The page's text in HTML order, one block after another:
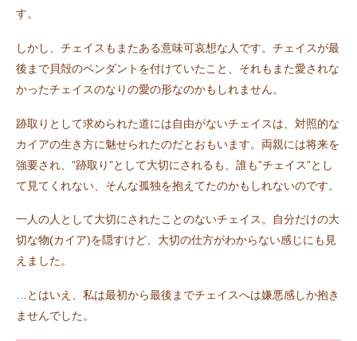
す。
しかし、チェイスもまたある意味可哀想な人です。チェイスが最
後まで貝殻のペンダントを付けていたこと、それもまた愛されな
かったチェイスのなりの愛の形なのかもしれません。
跡取りとして求められた道には自由がないチェイスは、対照的な
カイアの生き方に魅せられたのだとおもいます。両親には将来を
強要され、”跡取り”として大切にされるも、誰も”チェイス”とし
て見てくれない、そんな孤独を抱えてたのかもしれないのです。
一人の人として大切にされたことのないチェイス。自分だけの大
切な物(カイア)を隠すけど、大切の仕方がわからない感じにも見
えました。
…とはいえ、私は最初から最後までチェイスへは嫌悪感しか抱き
ませんでした。